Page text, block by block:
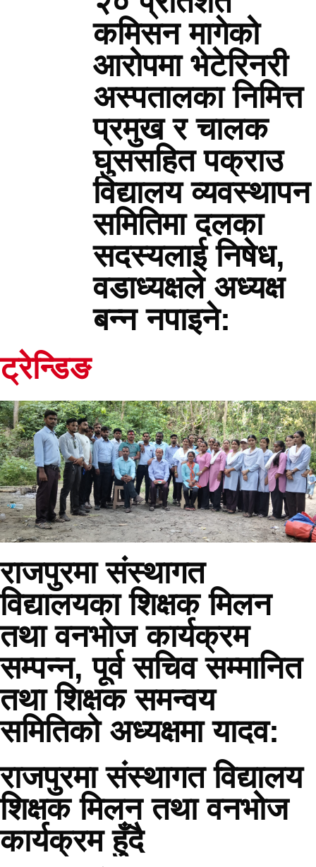
कमिसन मागेको
आरोपमा भेटेरिनरी
अस्पतालका निमित्त
प्रमुख र चालक
घुससहित पक्राउ
विद्यालय व्यवस्थापन
समितिमा दलका
सदस्यलाई निषेध,
वडाध्यक्षले अध्यक्ष
बन्न नपाइने:
ट्रेन्डिङ
राजपुरमा संस्थागत
विद्यालयका शिक्षक मिलन
तथा वनभोज कार्यक्रम
सम्पन्न, पूर्व सचिव सम्मानित
तथा शिक्षक समन्वय
समितिको अध्यक्षमा यादव:
राजपुरमा संस्थागत विद्यालय
शिक्षक मिलन तथा वनभोज
कार्यक्रम हुँदै